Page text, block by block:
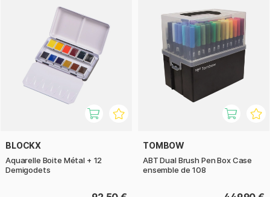
BLOCKX
Aquarelle Boite Métal + 12
Demigodets
TOMBOW
ABT Dual Brush Pen Box Case
ensemble de 108